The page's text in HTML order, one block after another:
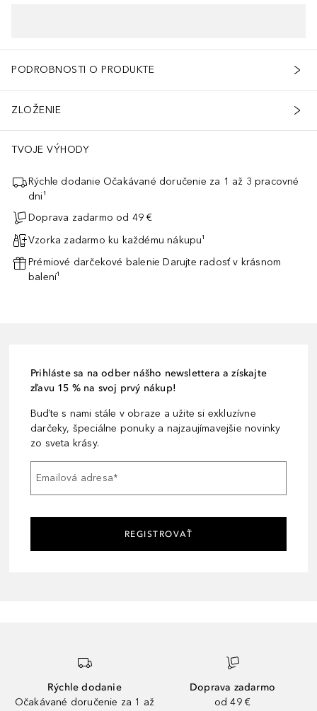
PODROBNOSTI O PRODUKTE
ZLOŽENIE
TVOJE VÝHODY
Rýchle dodanie Očakávané doručenie za 1 až 3 pracovné
dni¹
Doprava zadarmo od 49 €
Vzorka zadarmo ku každému nákupu¹
Prémiové darčekové balenie Darujte radosť v krásnom
balení¹
Prihláste sa na odber nášho newslettera a získajte
zľavu 15 % na svoj prvý nákup!
Buďte s nami stále v obraze a užite si exkluzívne
darčeky, špeciálne ponuky a najzaujímavejšie novinky
zo sveta krásy.
Emailová adresa*
REGISTROVAŤ
Rýchle dodanie
Očakávané doručenie za 1 až
Doprava zadarmo
od 49 €